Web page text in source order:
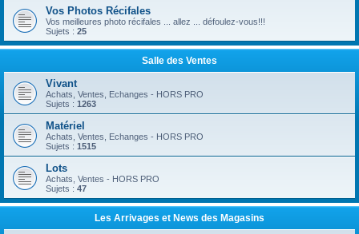
Vos Photos Récifales
Vos meilleures photo récifales ... allez ... défoulez-vous!!!
Sujets : 25
Salle des Ventes
Vivant
Achats, Ventes, Echanges - HORS PRO
Sujets : 1263
Matériel
Achats, Ventes, Echanges - HORS PRO
Sujets : 1515
Lots
Achats, Ventes - HORS PRO
Sujets : 47
Les Arrivages et News des Magasins